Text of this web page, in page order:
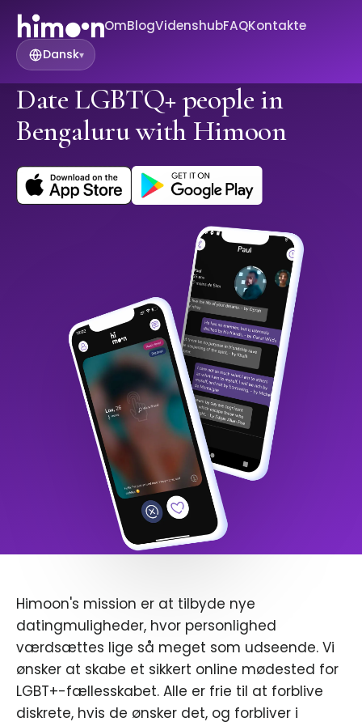
OmBlogVidenshubFAQKontakte
Dansk▾
Date LGBTQ+ people in
Bengaluru with Himoon
Himoon's mission er at tilbyde nye
datingmuligheder, hvor personlighed
værdsættes lige så meget som udseende. Vi
ønsker at skabe et sikkert online mødested for
LGBT+-fællesskabet. Alle er frie til at forblive
diskrete, hvis de ønsker det, og forbliver i